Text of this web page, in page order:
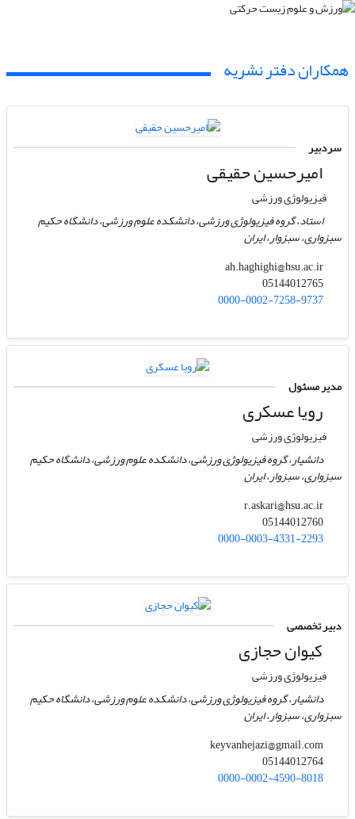
همکاران دفتر نشریه
سردبیر
امیرحسین حقیقی
فیزیولوژی ورزشی
استاد، گروه فیزیولوژی ورزشی، دانشکده علوم ورزشی، دانشگاه حکیم
سبزواری، سبزوار، ایران
ah.haghighi@hsu.ac.ir
05144012765
0000-0002-7258-9737
مدیر مسئول
رویا عسکری
فیزیولوژی ورزشی
دانشیار، گروه فیزیولوژی ورزشی، دانشکده علوم ورزشی، دانشگاه حکیم
سبزواری، سبزوار، ایران
r.askari@hsu.ac.ir
05144012760
0000-0003-4331-2293
دبیر تخصصی
کیوان حجازی
فیزیولوژی ورزشی
دانشیار، گروه فیزیولوژی ورزشی، دانشکده علوم ورزشی، دانشگاه حکیم
سبزواری، سبزوار، ایران
keyvanhejazi@gmail.com
05144012764
0000-0002-4590-8018